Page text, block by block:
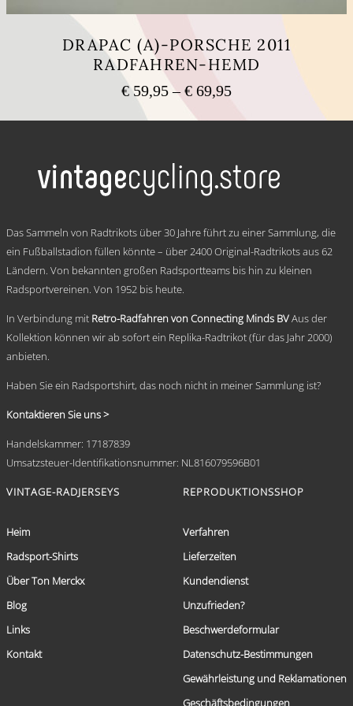
DRAPAC (A)-PORSCHE 2011
RADFAHREN-HEMD
€59,95 –€ 69,95Preisspanne:
bis
Dieses
Varianten
können
auf
der
Produktseite
Das Sammeln von Radtrikots über 30 Jahre führt zu einer Sammlung, die
ein Fußballstadion füllen könnte – über 2400 Original-Radtrikots aus 62
Ländern. Von bekannten großen Radsportteams bis hin zu kleinen
Radsportvereinen. Von 1952 bis heute.
In Verbindung mit Retro-Radfahren von Connecting Minds BVAus der
Kollektion können wir ab sofort ein Replika-Radtrikot (für das Jahr 2000)
anbieten.
Haben Sie ein Radsportshirt, das noch nicht in meiner Sammlung ist?
Kontaktieren Sie uns >
Handelskammer: 17187839
Umsatzsteuer-Identifikationsnummer: NL816079596B01
VINTAGE-RADJERSEYS
Heim
Radsport-Shirts
Über Ton Merckx
Blog
Links
Kontakt
REPRODUKTIONSSHOP
Verfahren
Lieferzeiten
Kundendienst
Unzufrieden?
Beschwerdeformular
Datenschutz-Bestimmungen
Gewährleistung und Reklamationen
Geschäftsbedingungen